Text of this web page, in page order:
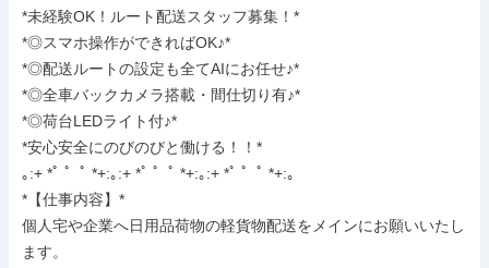
*未経験OK！ルート配送スタッフ募集！*
*◎スマホ操作ができればOK♪*
*◎配送ルートの設定も全てAIにお任せ♪*
*◎全車バックカメラ搭載・間仕切り有♪*
*◎荷台LEDライト付♪*
*安心安全にのびのびと働ける！！*
｡:+ *ﾟ ゜ﾟ *+:｡:+ *ﾟ ゜ﾟ *+:｡:+ *ﾟ ゜ﾟ *+:｡
*【仕事内容】*
個人宅や企業へ日用品荷物の軽貨物配送をメインにお願いいたし
ます。